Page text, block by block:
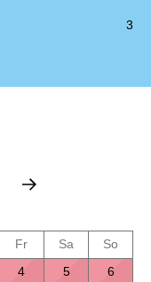
3
Fr Sa
So
4 5
6